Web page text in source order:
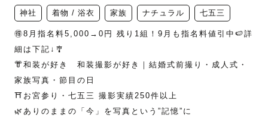
神社 着物 / 浴衣 家族 ナチュラル 七五三
🉐8月指名料5,000→0円 残り1組！9月も指名料値引中🍉詳
細は下記↓🎐
👘和装が好き　和装撮影が好き｜結婚式前撮り・成人式・
家族写真・節目の日
⛩️お宮参り・七五三 撮影実績250件以上
🌿ありのままの「今」を写真という”記憶”に